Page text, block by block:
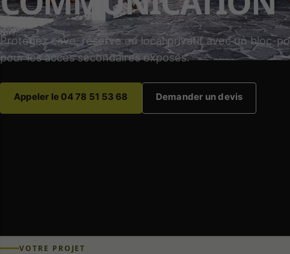
Protégez cave, réserve ou local privatif avec un bloc-
pour les accès secondaires exposés.
Appeler le 04 78 51 53 68 Demander un devis
VOTRE PROJET